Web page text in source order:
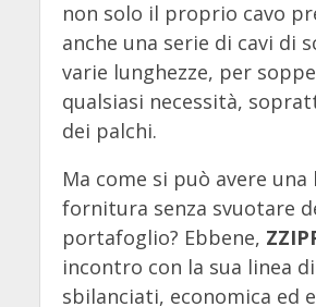
non solo il proprio cavo
anche una serie di cavi di
varie lunghezze, per
qualsiasi necessità,
dei palchi.
Ma come si può avere una
fornitura senza svuotare
portafoglio? Ebbene,
incontro con la sua linea
sbilanciati, economica ed